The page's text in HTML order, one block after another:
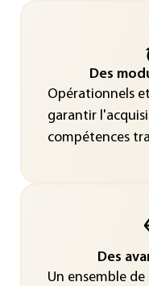
Des
Opérationnels
garantir
compétences
Des
Un ensemble de